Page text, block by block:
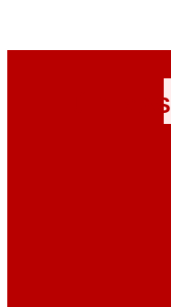
ÚLTIMAS